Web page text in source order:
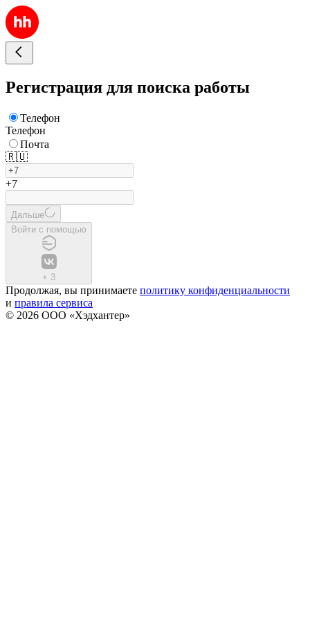
Регистрация для поиска работы
Телефон
Телефон
Почта
🇷🇺
+7
Дальше
Войти с помощью
+ 3
Продолжая, вы принимаете политику конфиденциальности
и правила сервиса
© 2026 ООО «Хэдхантер»